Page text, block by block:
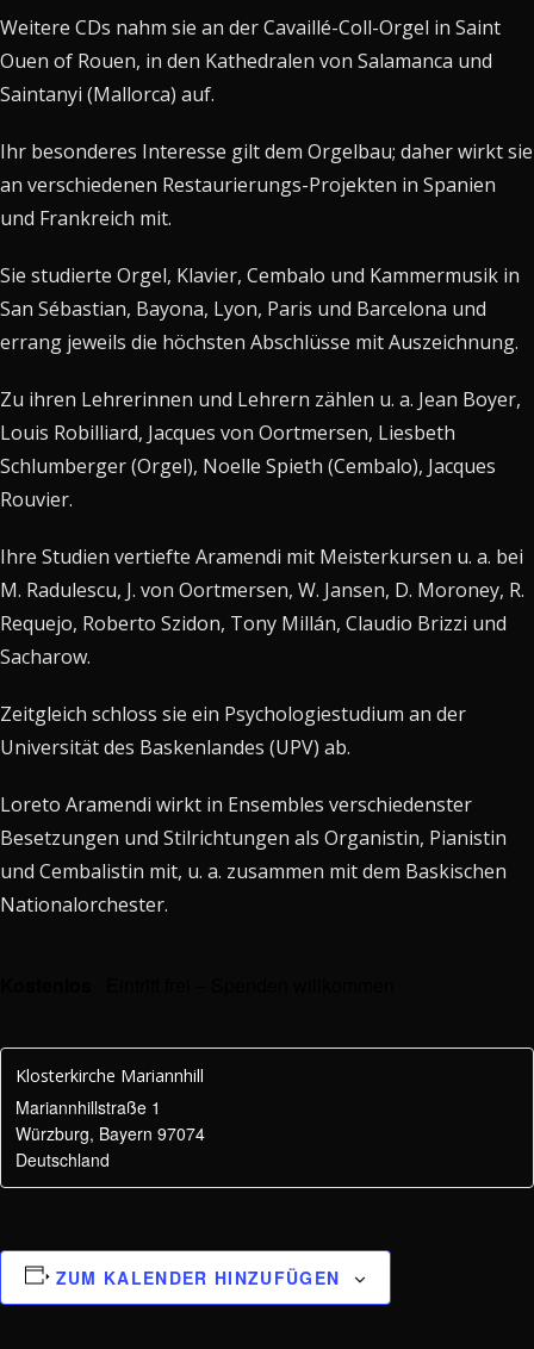
Weitere CDs nahm sie an der Cavaillé-Coll-Orgel in Saint
Ouen of Rouen, in den Kathedralen von Salamanca und
Saintanyi (Mallorca) auf.
Ihr besonderes Interesse gilt dem Orgelbau; daher wirkt sie
an verschiedenen Restaurierungs-Projekten in Spanien
und Frankreich mit.
Sie studierte Orgel, Klavier, Cembalo und Kammermusik in
San Sébastian, Bayona, Lyon, Paris und Barcelona und
errang jeweils die höchsten Abschlüsse mit Auszeichnung.
Zu ihren Lehrerinnen und Lehrern zählen u. a. Jean Boyer,
Louis Robilliard, Jacques von Oortmersen, Liesbeth
Schlumberger (Orgel), Noelle Spieth (Cembalo), Jacques
Rouvier.
Ihre Studien vertiefte Aramendi mit Meisterkursen u. a. bei
M. Radulescu, J. von Oortmersen, W. Jansen, D. Moroney, R.
Requejo, Roberto Szidon, Tony Millán, Claudio Brizzi und
Sacharow.
Zeitgleich schloss sie ein Psychologiestudium an der
Universität des Baskenlandes (UPV) ab.
Loreto Aramendi wirkt in Ensembles verschiedenster
Besetzungen und Stilrichtungen als Organistin, Pianistin
und Cembalistin mit, u. a. zusammen mit dem Baskischen
Nationalorchester.
Klosterkirche Mariannhill
Mariannhillstraße 1
Würzburg, Bayern 97074
Deutschland
ZUM KALENDER HINZUFÜGEN